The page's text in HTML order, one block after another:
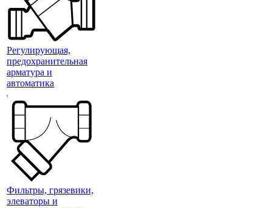
Регулирующая,
предохранительная
арматура и
автоматика
Фильтры, грязевики,
элеваторы и